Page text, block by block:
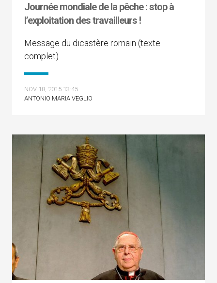
Journée mondiale de la pêche : stop à
l’exploitation des travailleurs !
Message du dicastère romain (texte
complet)
NOV 18, 2015 13:45
ANTONIO MARIA VEGLIO